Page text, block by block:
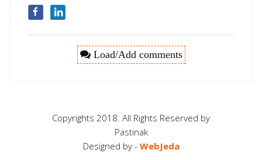
Load/Add comments
Copyrights 2018. All Rights Reserved by
Pastinak
Designed by - WebJeda